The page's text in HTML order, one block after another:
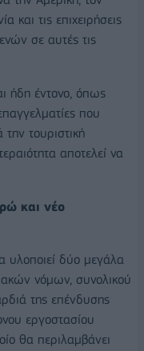
και τις επιχειρήσεις
σε αυτές τις
ήδη έντονο, όπως
που
τουριστική
αποτελεί να
και νέο
υλοποιεί δύο μεγάλα
νόμων, συνολικού
της επένδυσης
εργοστασίου
θα περιλαμβάνει